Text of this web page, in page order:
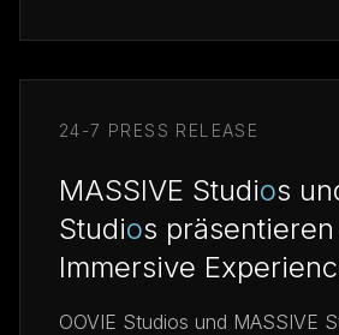
24-7 PRESS RELEASE
MASSIVE Studios
Studios
Immersive
OOVIE Studios und MASSIVE